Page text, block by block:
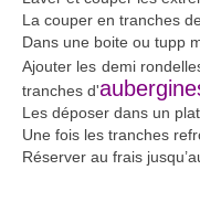
La couper en tranches
Dans une boite ou tupp
Ajouter les demi
tranches d'
Les déposer dans un
Une fois les tranches
Réserver au frais